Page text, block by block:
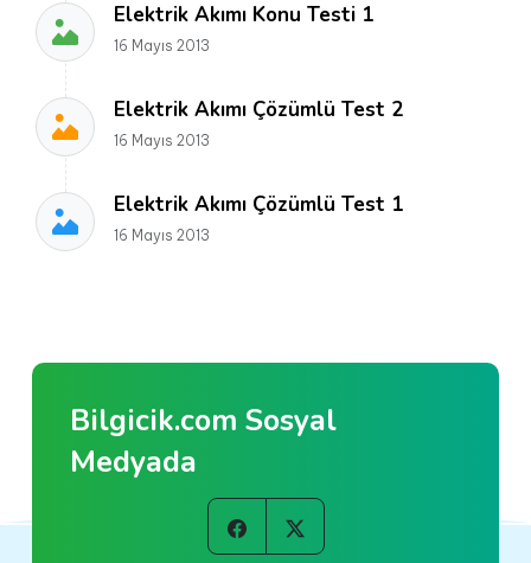
Elektrik Akımı Konu Testi 1
16 Mayıs 2013
Elektrik Akımı Çözümlü Test 2
16 Mayıs 2013
Elektrik Akımı Çözümlü Test 1
16 Mayıs 2013
Bilgicik.com Sosyal
Medyada